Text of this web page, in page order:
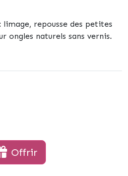
repousse des petites
ongles naturels sans vernis.
Offrir